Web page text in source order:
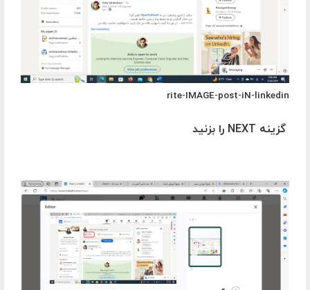
rite-IMAGE-post-iN-linkedin
گزینه NEXT را بزنید